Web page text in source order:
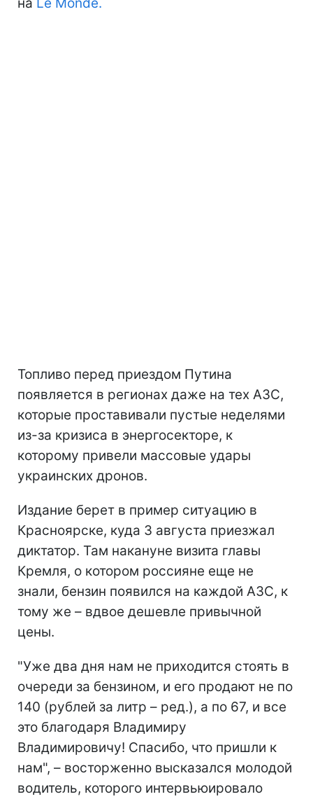
Топливо перед приездом Путина
появляется в регионах даже на тех АЗС,
которые проставивали пустые неделями
из-за кризиса в энергосекторе, к
которому привели массовые удары
украинских дронов.
Издание берет в пример ситуацию в
Красноярске, куда 3 августа приезжал
диктатор. Там накануне визита главы
Кремля, о котором россияне еще не
знали, бензин появился на каждой АЗС, к
тому же – вдвое дешевле привычной
цены.
"Уже два дня нам не приходится стоять в
очереди за бензином, и его продают не по
140 (рублей за литр – ред.), а по 67, и все
это благодаря Владимиру
Владимировичу! Спасибо, что пришли к
нам", – восторженно высказался молодой
водитель, которого интервьюировало